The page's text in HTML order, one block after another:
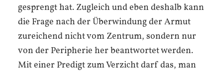
gesprengt hat. Zugleich und eben deshalb kann
die Frage nach der Überwindung der Armut
zureichend nicht vom Zentrum, sondern nur
von der Peripherie her beantwortet werden.
Mit einer Predigt zum Verzicht darf das, man